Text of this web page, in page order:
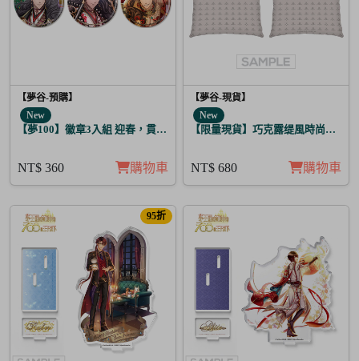
【夢谷-預購】
New
【夢100】徽章3入組 迎春，貫徹仁義的火之誓言 巽
NT$ 360 購物車
【夢谷-現貨】
New
【限量現貨】巧克露缇風時尚圖紋抱
NT$ 680 購物車
95折